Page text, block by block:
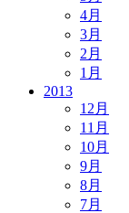
4月
3月
2月
1月
2013
12月
11月
10月
9月
8月
7月